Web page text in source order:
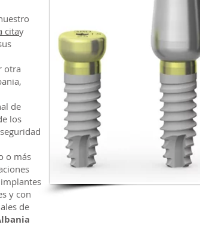
citay
otra
de
los
o más
y con
de